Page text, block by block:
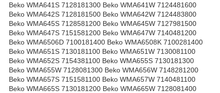
Beko WMA641S 7128181300 Beko WMA641W 7124481600
Beko WMA642S 7128181500 Beko WMA642W 7124483800
Beko WMA645S 7128581200 Beko WMA645W 7127981500
Beko WMA647S 7151581200 Beko WMA647W 7140481200
Beko WMA6506D 7100181400 Beko WMA6508K 7100281400
Beko WMA651S 7130181100 Beko WMA651W 7130081100
Beko WMA652S 7154381100 Beko WMA655S 7130181300
Beko WMA655W 7128081300 Beko WMA656W 7148281200
Beko WMA657S 7151581100 Beko WMA657W 7140481100
Beko WMA665S 7130181200 Beko WMA665W 7128081400